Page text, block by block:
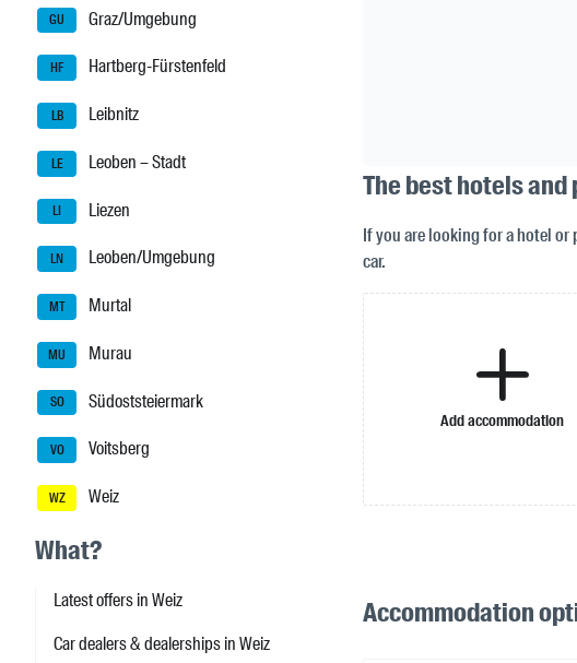
GU Graz/Umgebung
HF Hartberg-Fürstenfeld
LB Leibnitz
LE Leoben – Stadt
LI Liezen
LN Leoben/Umgebung
MT Murtal
MU Murau
SO Südoststeiermark
VO Voitsberg
WZ Weiz
What?
Latest offers in Weiz
Car dealers & dealerships in Weiz
The best hotels
If you are looking for a hotel
car.
Add accommodation
Accommodation